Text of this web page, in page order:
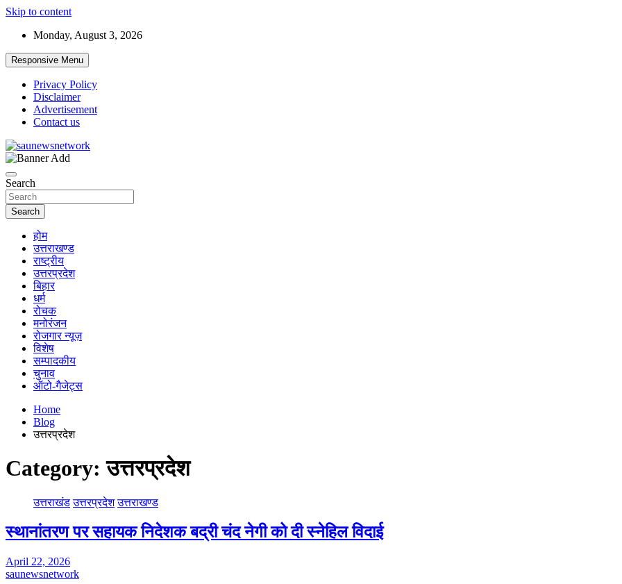
Skip to content
Monday, August 3, 2026
Responsive Menu
Privacy Policy
Disclaimer
Advertisement
Contact us
saunewsnetwork
Search
Search
होम
उत्तराखण्ड
राष्ट्रीय
उत्तरप्रदेश
बिहार
धर्म
रोचक
मनोरंजन
रोजगार न्यूज़
विशेष
सम्पादकीय
चुनाव
ऑटो-गैजेट्स
Home
Blog
उत्तरप्रदेश
Category:उत्तरप्रदेश
उत्तराखंड उत्तरप्रदेश उत्तराखण्ड
स्थानांतरण पर सहायक निदेशक बद्री चंद नेगी को दी स्नेहिल विदाई
April 22, 2026
saunewsnetwork